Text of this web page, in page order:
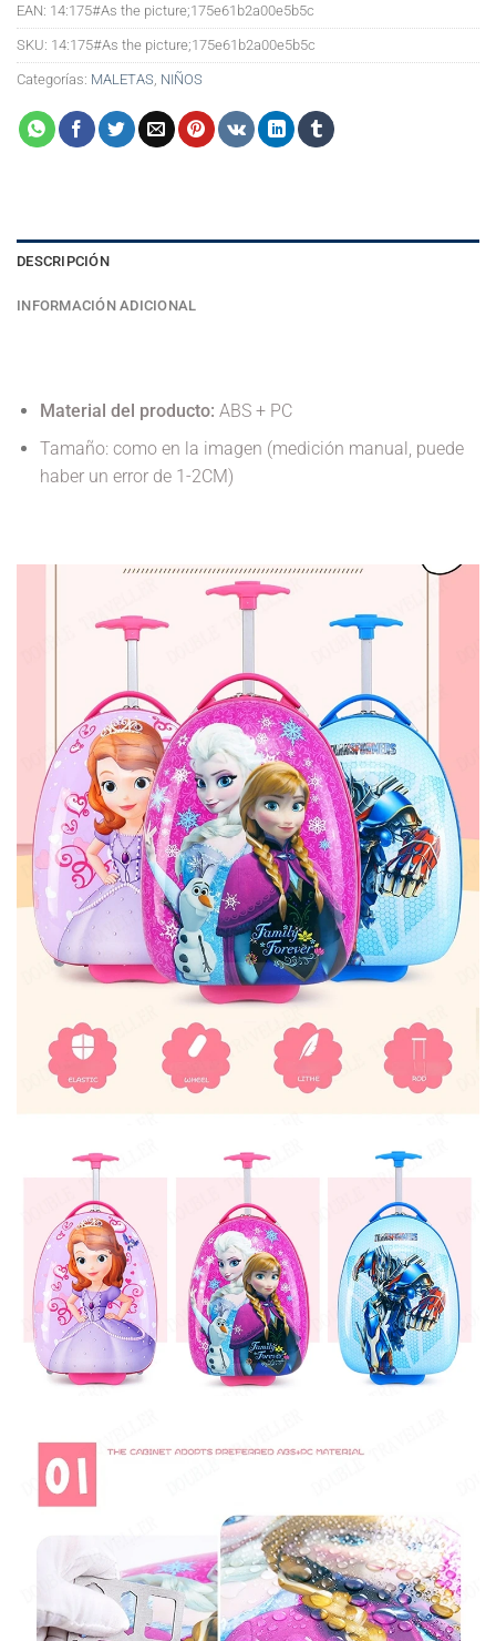
EAN: 14:175#As the picture;175e61b2a00e5b5c
SKU: 14:175#As the picture;175e61b2a00e5b5c
Categorías: MALETAS NIÑOS
DESCRIPCIÓN
INFORMACIÓN ADICIONAL
Material del producto: ABS + PC
Tamaño: como en la imagen (medición manual, puede
haber un error de 1-2CM)